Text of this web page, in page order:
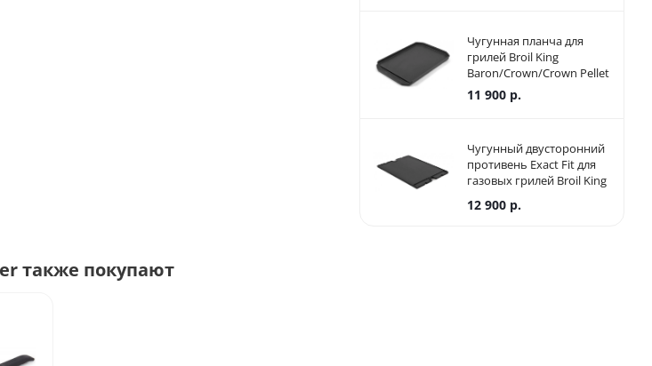
Чугунная планча для
грилей Broil King
Baron/Crown/Crown Pellet
11 900р.
Чугунный двусторонний
противень Exact Fit для
газовых грилей Broil King
12 900р.
также покупают